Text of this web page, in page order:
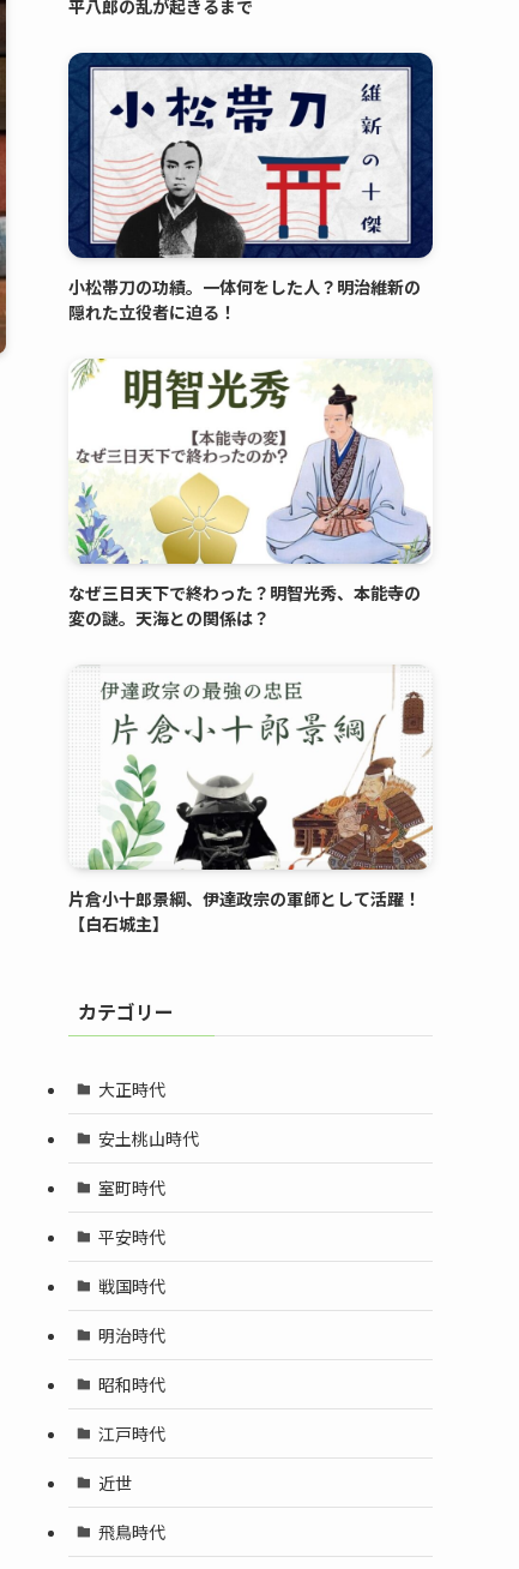
平八郎の乱が起きるまで
小松帯刀の功績。一体何をした人？明治維新の
隠れた立役者に迫る！
なぜ三日天下で終わった？明智光秀、本能寺の
変の謎。天海との関係は？
片倉小十郎景綱、伊達政宗の軍師として活躍！
【白石城主】
カテゴリー
大正時代
安土桃山時代
室町時代
平安時代
戦国時代
明治時代
昭和時代
江戸時代
近世
飛鳥時代